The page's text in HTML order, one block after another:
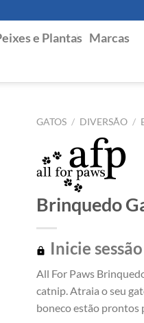
e Plantas Marcas
GATOS / DIVERSÃO /
Brinquedo
Inicie
All For Paws
catnip. Atraia o seu
boneco estão prontos